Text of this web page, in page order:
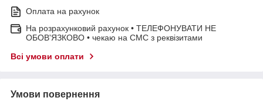
Оплата на рахунок
На розрахунковий рахунок • ТЕЛЕФОНУВАТИ НЕ
ОБОВ'ЯЗКОВО • чекаю на СМС з реквізитами
Всі умови оплати
Умови повернення